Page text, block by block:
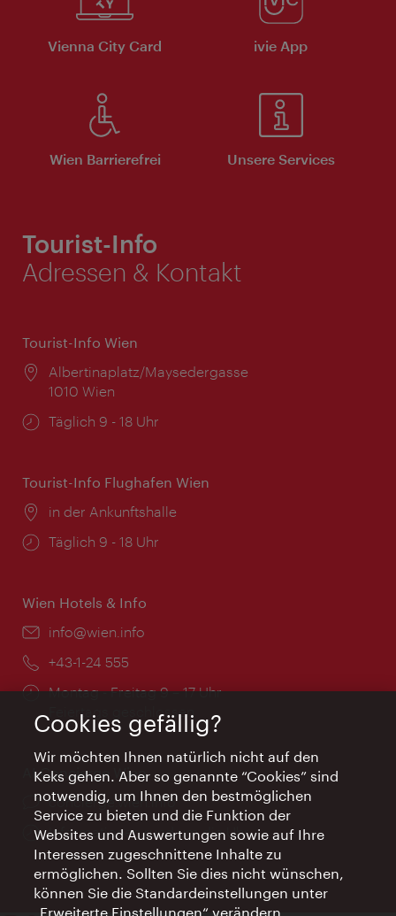
Vienna City Card ivie App
Wien Barrierefrei Unsere Services
Tourist-Info
Adressen & Kontakt
Tourist-Info Wien
Ort:
Albertinaplatz/Maysedergasse
1010 Wien
Öffnungszeiten:
Täglich 9 - 18 Uhr
Tourist-Info Flughafen Wien
Ort:
in der Ankunftshalle
Öffnungszeiten:
Täglich 9 - 18 Uhr
Wien Hotels & Info
Email:
info@wien.info
Telefon:
+43-1-24 555
Öffnungszeiten:
Montag - Freitag 9 – 17 Uhr
Feiertags geschlossen
AI Concierge Wien
Ort:
concierge.wien.info
Öffnungszeiten:
Informationen rund um die Uhr
Cookies gefällig?
Wir möchten Ihnen natürlich nicht auf den
Keks gehen. Aber so genannte “Cookies” sind
notwendig, um Ihnen den bestmöglichen
Service zu bieten und die Funktion der
Websites und Auswertungen sowie auf Ihre
Interessen zugeschnittene Inhalte zu
ermöglichen. Sollten Sie dies nicht wünschen,
können Sie die Standardeinstellungen unter
„Erweiterte Einstellungen“ verändern.